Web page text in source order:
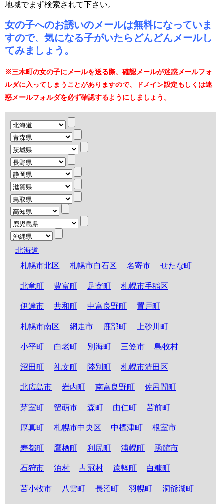
地域でまず検索されて下さい。
女の子へのお誘いのメールは無料になっていま
すので、気になる子がいたらどんどんメールし
てみましょう。
※三木町の女の子にメールを送る際、確認メールが迷惑メールフォ
ルダに入ってしまうことがありますので、ドメイン設定もしくは迷
惑メールフォルダを必ず確認するようにしましょう。
北海道
札幌市北区
札幌市白石区 名寄市 せたな町
北竜町 豊富町 足寄町 札幌市手稲区
伊達市 共和町 中富良野町 置戸町
札幌市南区 網走市 鹿部町 上砂川町
小平町 白老町 別海町 三笠市 島牧村
沼田町 礼文町 陸別町 札幌市清田区
北広島市 岩内町 南富良野町 佐呂間町
芽室町 留萌市 森町 由仁町 苫前町
厚真町 札幌市中央区 中標津町 根室市
寿都町 鷹栖町 利尻町 浦幌町 函館市
石狩市 泊村 占冠村 遠軽町 白糠町
苫小牧市 八雲町 長沼町 羽幌町 洞爺湖町